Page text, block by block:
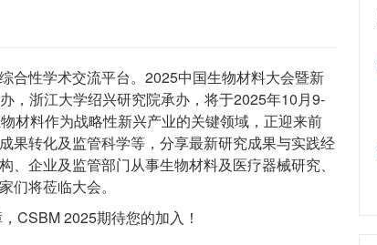
合性学术交流平台。2025中国生物材料大会暨新
，浙江大学绍兴研究院承办，将于2025年10月9-
材料作为战略性新兴产业的关键领域，正迎来前
果转化及监管科学等，分享最新研究成果与实践经
企业及监管部门从事生物材料及医疗器械研究、
们将莅临大会。
CSBM 2025期待您的加入！